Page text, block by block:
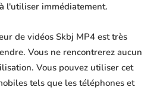
l'utiliser immédiatement.
de vidéos Skbj MP4 est très
Vous ne rencontrerez aucun
Vous pouvez utiliser cet
tels que les téléphones et